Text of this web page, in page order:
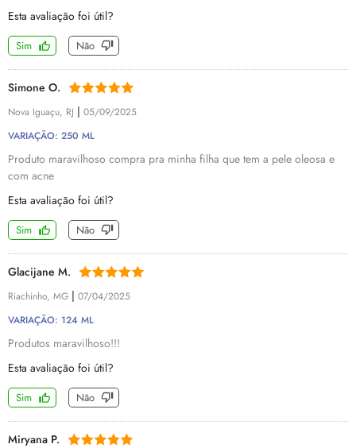
Esta avaliação foi útil?
Sim Não
Simone O.
Nova Iguaçu, RJ | 05/09/2025
VARIAÇÃO: 250 ML
Produto maravilhoso compra pra minha filha que tem a pele oleosa e
com acne
Esta avaliação foi útil?
Sim Não
Glacijane M.
Riachinho, MG | 07/04/2025
VARIAÇÃO: 124 ML
Produtos maravilhoso!!!
Esta avaliação foi útil?
Sim Não
Miryana P.